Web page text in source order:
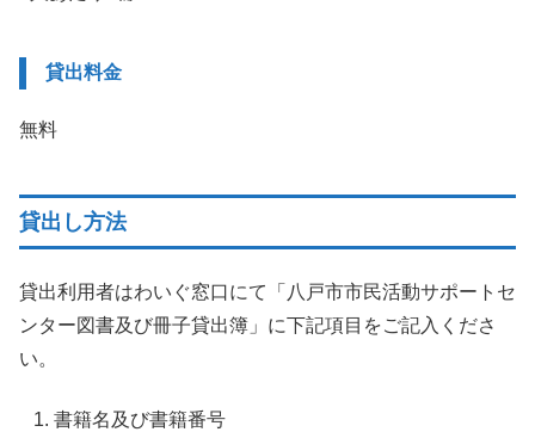
貸出料金
無料
貸出し方法
貸出利用者はわいぐ窓口にて「八戸市市民活動サポートセ
ンター図書及び冊子貸出簿」に下記項目をご記入くださ
い。
書籍名及び書籍番号